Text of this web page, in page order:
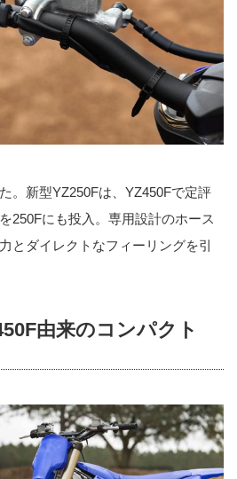
。新型YZ250Fは、YZ450Fで定評
250Fにも投入。専用設計のホース
とダイレクトなフィーリングを引
由来のコンパクト